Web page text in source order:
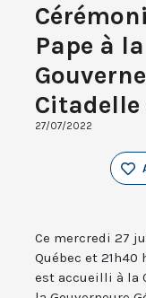
Pape à
Citadelle
27/07/2022
Ce mercredi 27
Québec et 21h40
est accueilli à la